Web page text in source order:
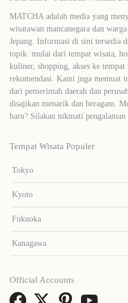
MATCHA adalah media yang
wisatawan mancanegara dan
Jepang. Informasi di sini tersedia
topik: mulai dari tempat wisata,
kuliner, shopping, akses ke
rekomendasi. Kami juga memuat
dari pemerintah daerah dan
disajikan menarik dan beragam.
baru? Silakan nikmati
Tempat Wisata Populer
Tokyo
Kyoto
Fukuoka
Kanagawa
Official Accounts